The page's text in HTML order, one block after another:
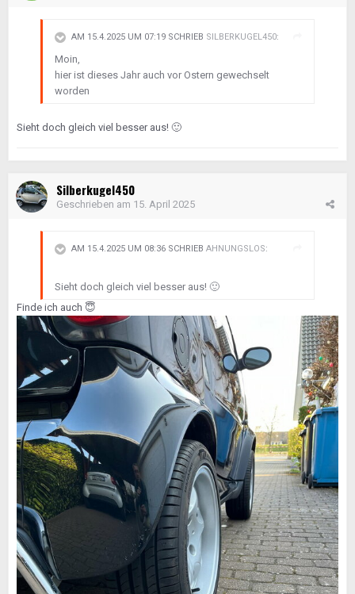
AM 15.4.2025 UM 07:19 SCHRIEB SILBERKUGEL450:
Moin,
hier ist dieses Jahr auch vor Ostern gewechselt
worden
Sieht doch gleich viel besser aus! 🙂
Silberkugel450
Geschrieben am 15. April 2025
AM 15.4.2025 UM 08:36 SCHRIEB AHNUNGSLOS:
Sieht doch gleich viel besser aus! 🙂
Finde ich auch 😇